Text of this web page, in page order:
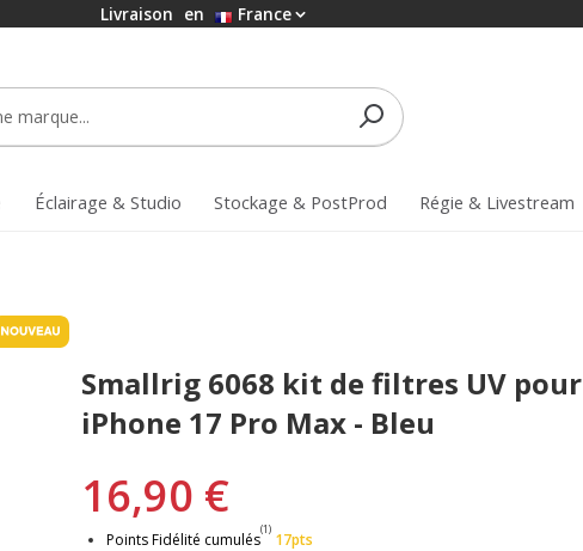
Livraison en France
Éclairage & Studio Stockage & PostProd Régie & Livestream
Smallrig 6068 kit de filtres UV pour
iPhone 17 Pro Max - Bleu
16,90 €
Points Fidélité cumulés
(1)
17pts